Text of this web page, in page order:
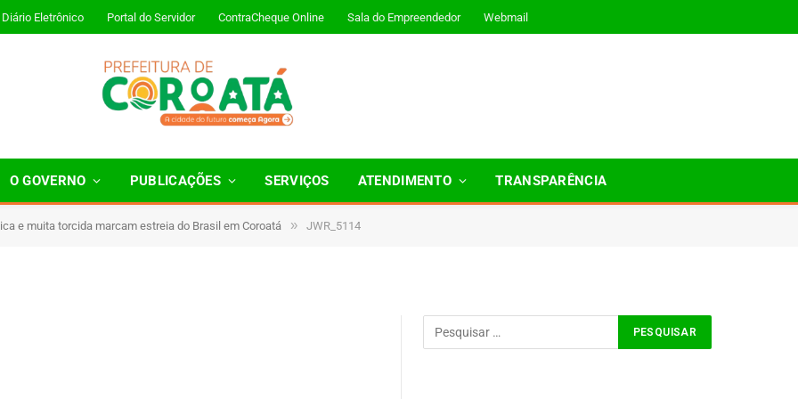
Diário Eletrônico Portal do Servidor ContraCheque Online Sala do Empreendedor Webmail
O GOVERNO PUBLICAÇÕES SERVIÇOS ATENDIMENTO TRANSPARÊNCIA
e muita torcida marcam estreia do Brasil em Coroatá » JWR_5114